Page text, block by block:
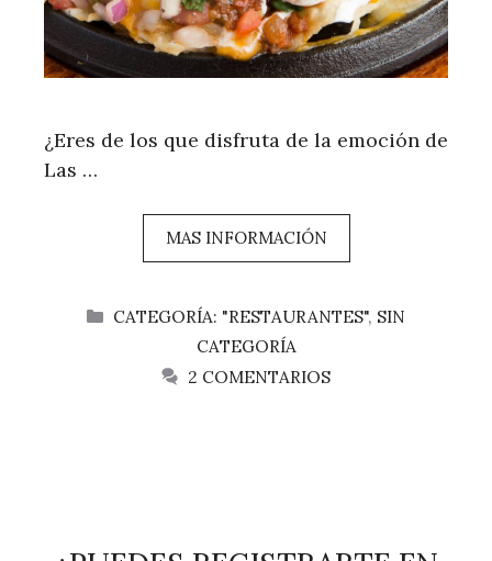
¿Eres de los que disfruta de la emoción de
Las …
MAS INFORMACIÓN
CATEGORÍAS
CATEGORÍA: "RESTAURANTES", SIN
CATEGORÍA
2 COMENTARIOS